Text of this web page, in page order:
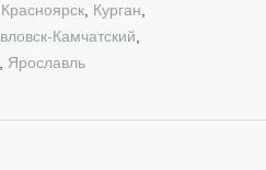
Красноярск Курган
Камчатский
Ярославль